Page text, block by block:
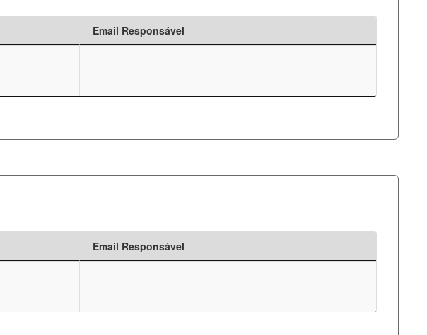
Email Responsável
Email Responsável